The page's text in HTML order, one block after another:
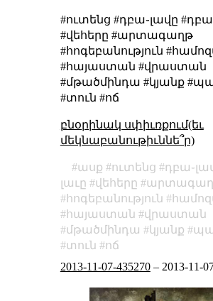
#ուտենց #դբա֊լավը
#վեհերը #արտագաղթ
#հոգեբանություն
#հայաստան #վրաստան
#մթածմինդա #կյանք
#տուն #ոճ
բնօրինակ սփիւռքում(եւ
մեկնաբանութիւննե՞ր)
ասք ուտենց
լաւը
վեհերը
հոգեբանություն
հայաստան
վրաստան
մթածմինդա
կյանք
տուն
ոճ
2013-11-07-435270– 2013-11-